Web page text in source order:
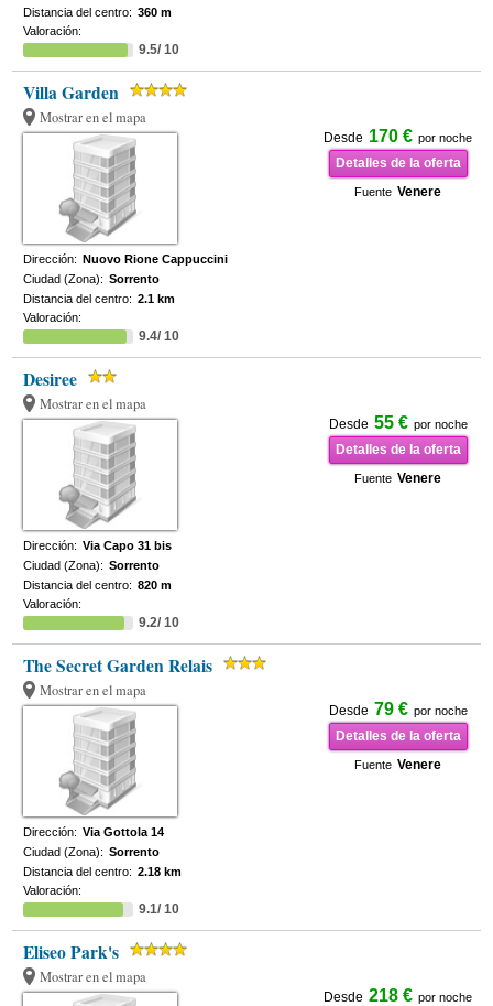
Distancia del centro: 360 m
Valoración:
9.5/ 10
Villa Garden
Mostrar en el mapa
Desde 170 € por noche
Detalles de la oferta
Fuente Venere
Dirección: Nuovo Rione Cappuccini
Ciudad (Zona): Sorrento
Distancia del centro: 2.1 km
Valoración:
9.4/ 10
Desiree
Mostrar en el mapa
Desde 55 € por noche
Detalles de la oferta
Fuente Venere
Dirección: Via Capo 31 bis
Ciudad (Zona): Sorrento
Distancia del centro: 820 m
Valoración:
9.2/ 10
The Secret Garden Relais
Mostrar en el mapa
Desde 79 € por noche
Detalles de la oferta
Fuente Venere
Dirección: Via Gottola 14
Ciudad (Zona): Sorrento
Distancia del centro: 2.18 km
Valoración:
9.1/ 10
Eliseo Park's
Mostrar en el mapa
Desde 218 € por noche